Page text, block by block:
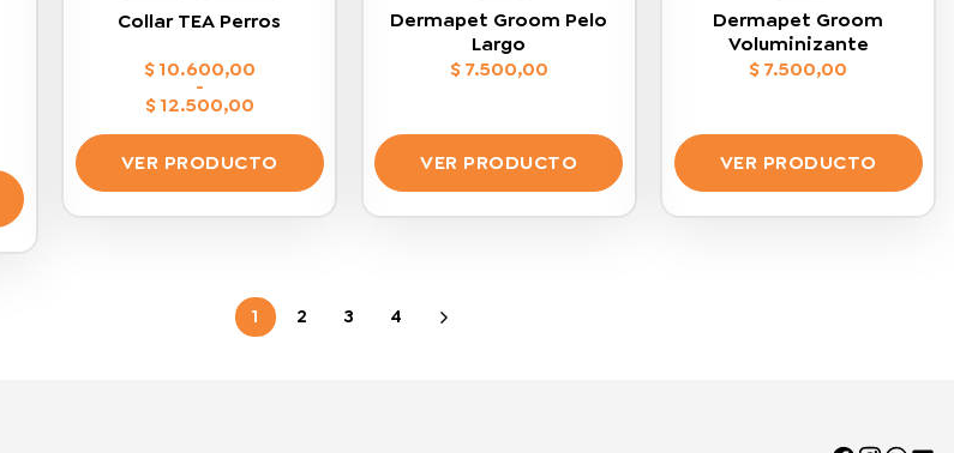
Collar TEA Perros
$10.600,00
-
$12.500,00
Rango
de
precios:
desde
$ 10.600,00
$ 12.500,00
VER PRODUCTO
variantes.
Dermapet Groom Pelo
Largo
$7.500,00
VER PRODUCTO
Dermapet Groom
Voluminizante
$7.500,00
VER PRODUCTO
1 2 3 4